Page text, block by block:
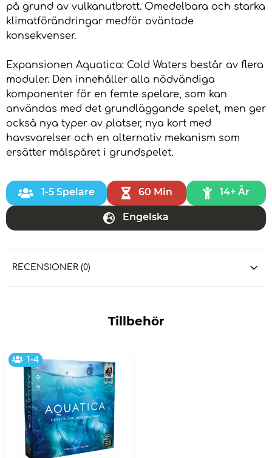
på grund av vulkanutbrott. Omedelbara och starka
klimatförändringar medför oväntade
konsekvenser.
Expansionen Aquatica: Cold Waters består av flera
moduler. Den innehåller alla nödvändiga
komponenter för en femte spelare, som kan
användas med det grundläggande spelet, men ger
också nya typer av platser, nya kort med
havsvarelser och en alternativ mekanism som
ersätter målspåret i grundspelet.
1-5 Spelare 60 Min 14+ År
Engelska
RECENSIONER (0)
Tillbehör
1-4